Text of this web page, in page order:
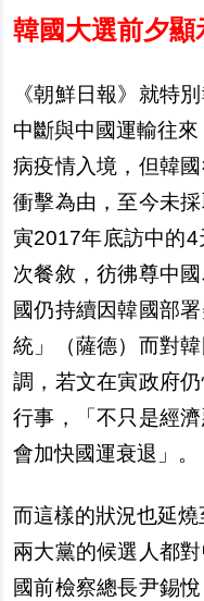
韓國大選前夕
《朝鮮日報》就特
中斷與中國運輸往
病疫情入境，但韓
衝擊為由，至今未
寅2017年底訪中的
次餐敘，彷彿尊中
國仍持續因韓國部
統」（薩德）而對
調，若文在寅政府
行事，「不只是經
會加快國運衰退」。
而這樣的狀況也延
兩大黨的候選人都
國前檢察總長尹錫